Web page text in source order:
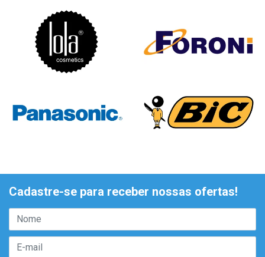
Cadastre-se para receber nossas ofertas!